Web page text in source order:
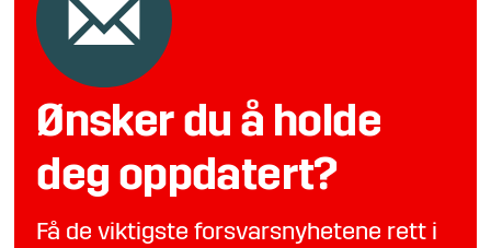
Ønsker du å holde
deg oppdatert?
Få de viktigste forsvarsnyhetene rett i